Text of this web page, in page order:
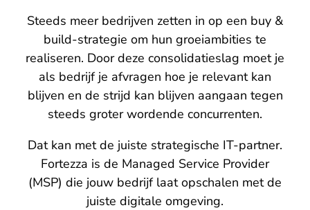
Steeds meer bedrijven zetten in op een buy &
build-strategie om hun groeiambities te
realiseren. Door deze consolidatieslag moet je
als bedrijf je afvragen hoe je relevant kan
blijven en de strijd kan blijven aangaan tegen
steeds groter wordende concurrenten.
Dat kan met de juiste strategische IT-partner.
Fortezza is de Managed Service Provider
(MSP) die jouw bedrijf laat opschalen met de
juiste digitale omgeving.